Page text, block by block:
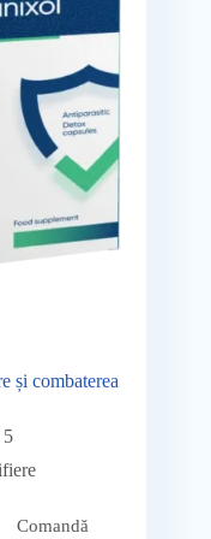
și combaterea
Comandă